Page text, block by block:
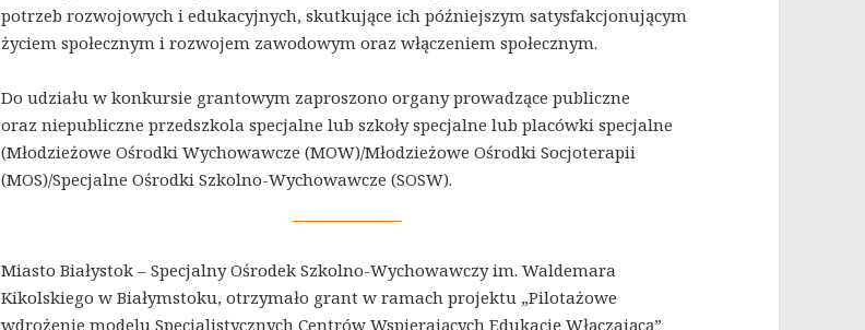
potrzeb rozwojowych i edukacyjnych, skutkujące ich późniejszym satysfakcjonującym
życiem społecznym i rozwojem zawodowym oraz włączeniem społecznym.
Do udziału w konkursie grantowym zaproszono organy prowadzące publiczne
oraz niepubliczne przedszkola specjalne lub szkoły specjalne lub placówki specjalne
(Młodzieżowe Ośrodki Wychowawcze (MOW)/Młodzieżowe Ośrodki Socjoterapii
(MOS)/Specjalne Ośrodki Szkolno-Wychowawcze (SOSW).
Miasto Białystok – Specjalny Ośrodek Szkolno-Wychowawczy im. Waldemara
Kikolskiego w Białymstoku, otrzymało grant w ramach projektu „Pilotażowe
wdrożenie modelu Specjalistycznych Centrów Wspierających Edukację Włączającą”